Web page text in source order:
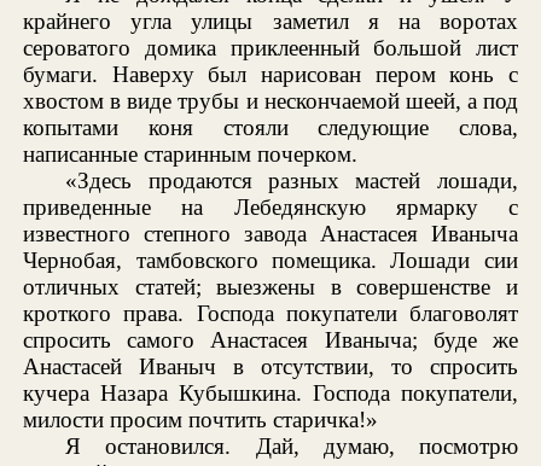
крайнего угла улицы заметил я на воротах
сероватого домика приклеенный большой лист
бумаги. Наверху был нарисован пером конь с
хвостом в виде трубы и нескончаемой шеей, а под
копытами коня стояли следующие слова,
написанные старинным почерком.
«Здесь продаются разных мастей лошади,
приведенные на Лебедянскую ярмарку с
известного степного завода Анастасея Иваныча
Чернобая, тамбовского помещика. Лошади сии
отличных статей; выезжены в совершенстве и
кроткого права. Господа покупатели благоволят
спросить самого Анастасея Иваныча; буде же
Анастасей Иваныч в отсутствии, то спросить
кучера Назара Кубышкина. Господа покупатели,
милости просим почтить старичка!»
Я остановился. Дай, думаю, посмотрю